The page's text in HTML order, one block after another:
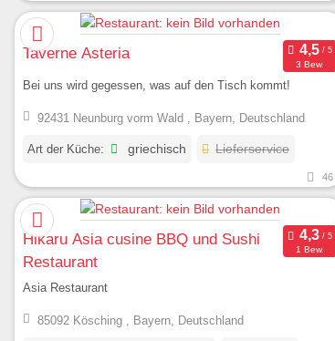
Taverne Asteria
3 Bew.
Bei uns wird gegessen, was auf den Tisch kommt!
92431 Neunburg vorm Wald , Bayern, Deutschland
Art der Küche: griechisch Lieferservice
46
Hikaru Asia cusine BBQ und Sushi
Restaurant
1 Bew.
Asia Restaurant
85092 Kösching , Bayern, Deutschland